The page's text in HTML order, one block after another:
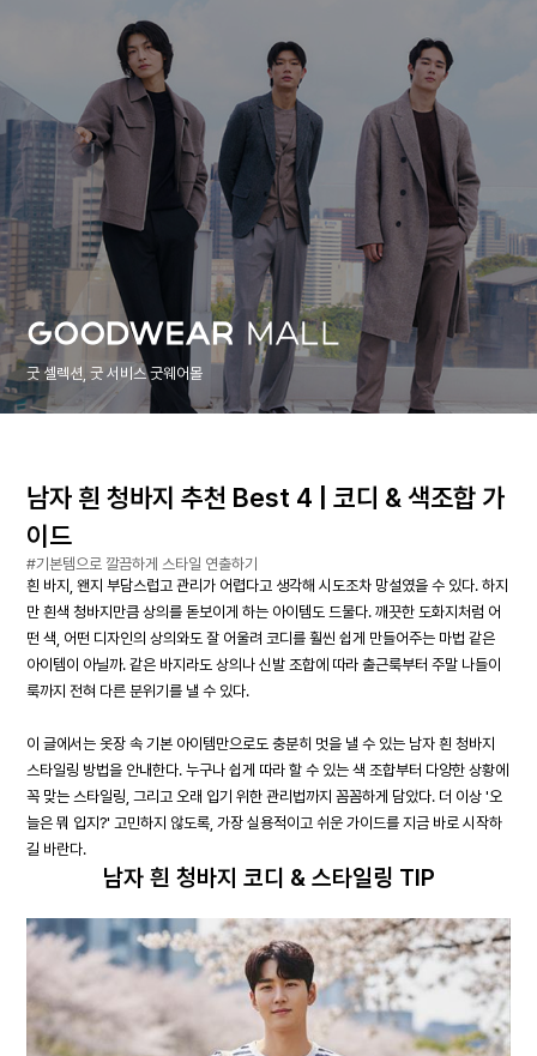
굿 셀렉션, 굿 서비스 굿웨어몰
남자 흰 청바지 추천 Best 4 | 코디 & 색조합 가
이드
#기본템으로 깔끔하게 스타일 연출하기
흰 바지, 왠지 부담스럽고 관리가 어렵다고 생각해 시도조차 망설였을 수 있다. 하지
만 흰색 청바지만큼 상의를 돋보이게 하는 아이템도 드물다. 깨끗한 도화지처럼 어
떤 색, 어떤 디자인의 상의와도 잘 어울려 코디를 훨씬 쉽게 만들어주는 마법 같은
아이템이 아닐까. 같은 바지라도 상의나 신발 조합에 따라 출근룩부터 주말 나들이
룩까지 전혀 다른 분위기를 낼 수 있다.
이 글에서는 옷장 속 기본 아이템만으로도 충분히 멋을 낼 수 있는 남자 흰 청바지
스타일링 방법을 안내한다. 누구나 쉽게 따라 할 수 있는 색 조합부터 다양한 상황에
꼭 맞는 스타일링, 그리고 오래 입기 위한 관리법까지 꼼꼼하게 담았다. 더 이상 '오
늘은 뭐 입지?' 고민하지 않도록, 가장 실용적이고 쉬운 가이드를 지금 바로 시작하
길 바란다.
남자 흰 청바지 코디 & 스타일링 TIP